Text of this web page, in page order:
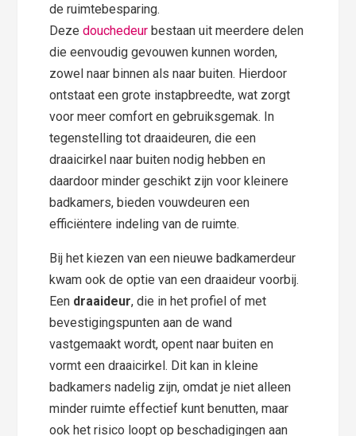
de ruimtebesparing.
Dezedouchedeur bestaan uit meerdere delen
die eenvoudig gevouwen kunnen worden,
zowel naar binnen als naar buiten. Hierdoor
ontstaat een grote instapbreedte, wat zorgt
voor meer comfort en gebruiksgemak. In
tegenstelling tot draaideuren, die een
draaicirkel naar buiten nodig hebben en
daardoor minder geschikt zijn voor kleinere
badkamers, bieden vouwdeuren een
efficiëntere indeling van de ruimte.
Bij het kiezen van een nieuwe badkamerdeur
kwam ook de optie van een draaideur voorbij.
Een draaideur, die in het profiel of met
bevestigingspunten aan de wand
vastgemaakt wordt, opent naar buiten en
vormt een draaicirkel. Dit kan in kleine
badkamers nadelig zijn, omdat je niet alleen
minder ruimte effectief kunt benutten, maar
ook het risico loopt op beschadigingen aan